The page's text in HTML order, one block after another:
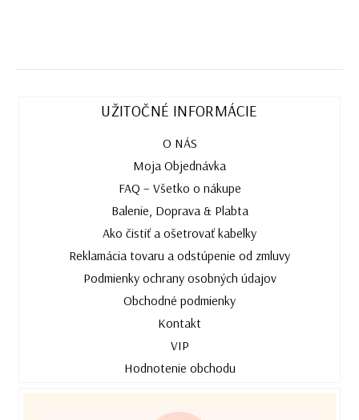
UŽITOČNÉ INFORMÁCIE
O NÁS
Moja Objednávka
FAQ – Všetko o nákupe
Balenie, Doprava & Plabta
Ako čistiť a ošetrovať kabelky
Reklamácia tovaru a odstúpenie od zmluvy
Podmienky ochrany osobných údajov
Obchodné podmienky
Kontakt
VIP
Hodnotenie obchodu